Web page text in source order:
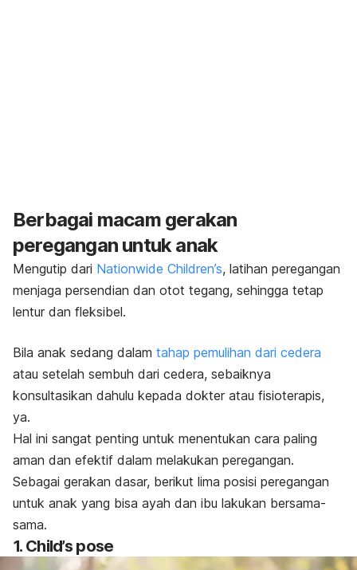
Berbagai macam gerakan
peregangan untuk anak
Mengutip dari Nationwide Children’s, latihan peregangan
menjaga persendian dan otot tegang, sehingga tetap
lentur dan fleksibel.
Bila anak sedang dalam tahap pemulihan dari cedera
atau setelah sembuh dari cedera, sebaiknya
konsultasikan dahulu kepada dokter atau fisioterapis,
ya.
Hal ini sangat penting untuk menentukan cara paling
aman dan efektif dalam melakukan peregangan.
Sebagai gerakan dasar, berikut lima posisi peregangan
untuk anak yang bisa ayah dan ibu lakukan bersama-
sama.
1. Child’s pose